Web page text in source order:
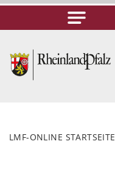
LMF-ONLINE STARTSEITE